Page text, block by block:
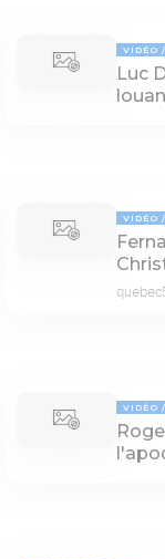
VIDÉO
Luc
VIDÉO
VIDÉO